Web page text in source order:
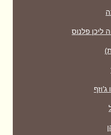
ליכן פלנוס